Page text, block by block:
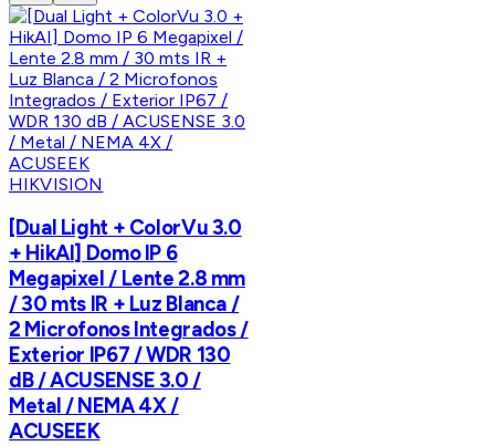
HIKVISION
[Dual Light + ColorVu 3.0
+ HikAI] Domo IP 6
Megapixel / Lente 2.8 mm
/ 30 mts IR + Luz Blanca /
2 Microfonos Integrados /
Exterior IP67 / WDR 130
dB / ACUSENSE 3.0 /
Metal / NEMA 4X /
ACUSEEK